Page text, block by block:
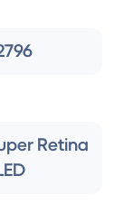
Retina